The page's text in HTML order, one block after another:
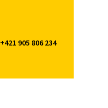
+421 905 806 234